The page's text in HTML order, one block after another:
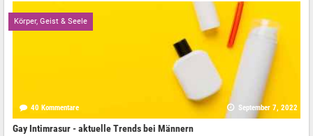
Körper, Geist & Seele
40 Kommentare September 7, 2022
Gay Intimrasur - aktuelle Trends bei Männern